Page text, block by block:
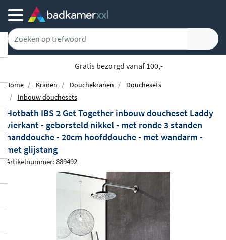
Gratis bezorgd vanaf 100,-
Home Kranen Douchekranen
Douchesets
Inbouw douchesets
Hotbath IBS 2 Get Together inbouw doucheset Laddy
vierkant - geborsteld nikkel - met ronde 3 standen
handdouche - 20cm hoofddouche - met wandarm -
met glijstang
Artikelnummer: 889492